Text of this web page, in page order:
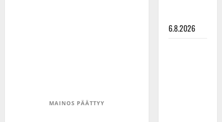
MAINOS PÄÄTTYY
6.8.2026